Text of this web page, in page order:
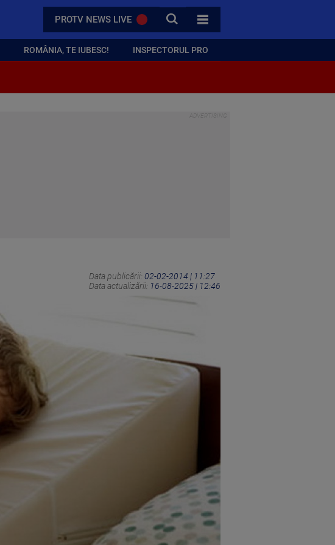
PROTV NEWS LIVE CAUTA
TOATE CATEGORIILE
ROMÂNIA, TE IUBESC! INSPECTORUL PRO
Data publicării: 02-02-2014 | 11:27
Data actualizării: 16-08-2025 | 12:46